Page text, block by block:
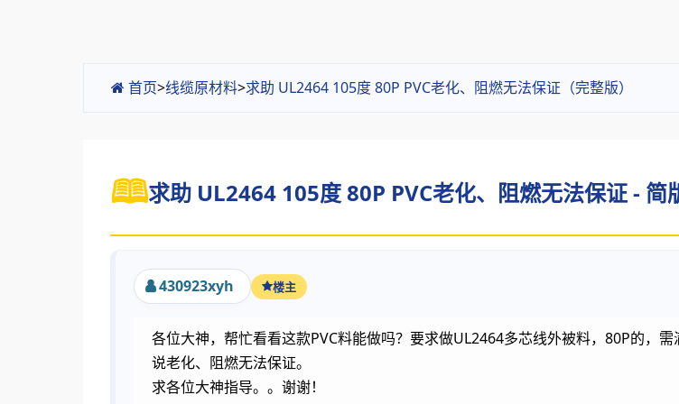
首页>线缆原材料>求助 UL2464 105度 80P PVC老化、阻燃无法保证（完整版）
求助 UL2464 105度 80P PVC老化、阻燃无法保证 - 简
430923xyh 楼主
各位大神，帮忙看看这款PVC料能做吗？要求做UL2464多芯线外被料，80P的
说老化、阻燃无法保证。
求各位大神指导。。谢谢！